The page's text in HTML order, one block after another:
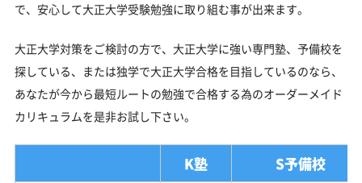
で、安心して大正大学受験勉強に取り組む事が出来ます。
大正大学対策をご検討の方で、大正大学に強い専門塾、予備校を
探している、または独学で大正大学合格を目指しているのなら、
あなたが今から最短ルートの勉強で合格する為のオーダーメイド
カリキュラムを是非お試し下さい。
K塾 S予備校